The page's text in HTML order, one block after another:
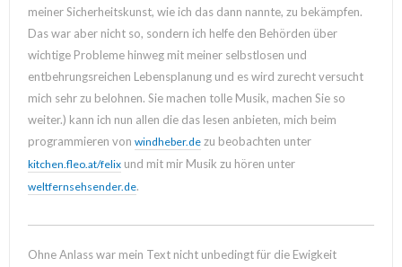
meiner Sicherheitskunst, wie ich das dann nannte, zu bekämpfen.
Das war aber nicht so, sondern ich helfe den Behörden über
wichtige Probleme hinweg mit meiner selbstlosen und
entbehrungsreichen Lebensplanung und es wird zurecht versucht
mich sehr zu belohnen. Sie machen tolle Musik, machen Sie so
weiter.) kann ich nun allen die das lesen anbieten, mich beim
programmieren von windheber.de zu beobachten unter
kitchen.fleo.at/felix und mit mir Musik zu hören unter
weltfernsehsender.de.
Ohne Anlass war mein Text nicht unbedingt für die Ewigkeit